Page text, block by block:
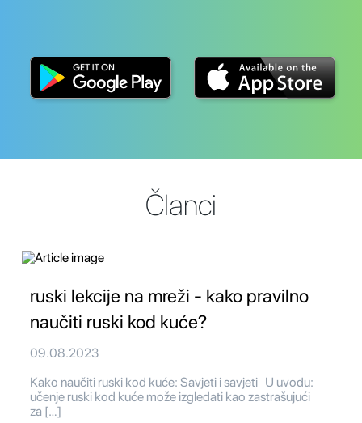
Članci
ruski lekcije na mreži - kako pravilno
naučiti ruski kod kuće?
09.08.2023
Kako naučiti ruski kod kuće: Savjeti i savjeti U uvodu:
učenje ruski kod kuće može izgledati kao zastrašujući
za […]